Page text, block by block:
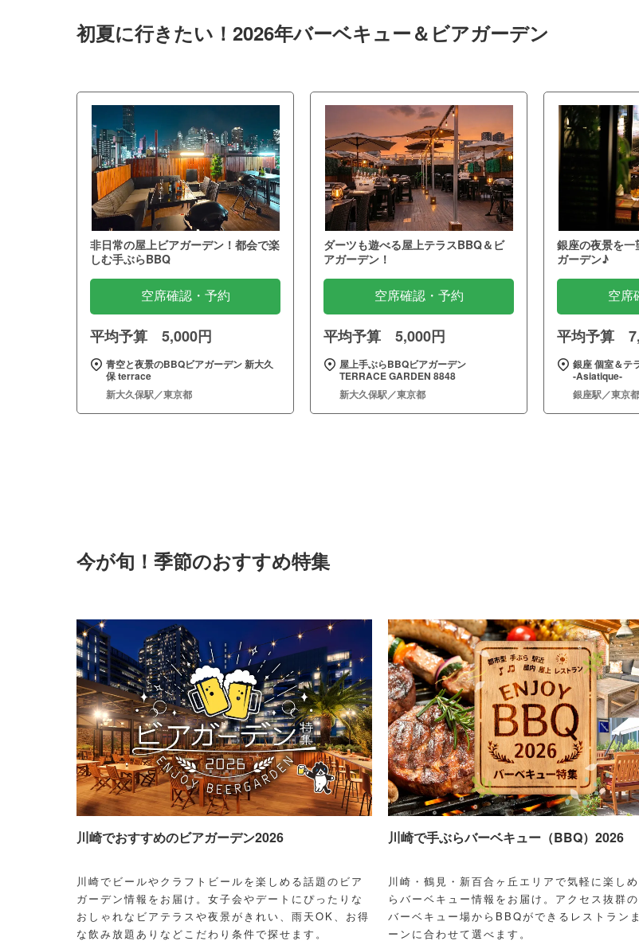
初夏に行きたい！2026年バーベキュー＆ビアガーデン
非日常の屋上ビアガーデン！都会で楽
しむ手ぶらBBQ
空席確認・予約
平均予算 5,000円
青空と夜景のBBQビアガーデン 新大久
保 terrace
新大久保駅／東京都
ダーツも遊べる屋上テラスBBQ＆ビ
アガーデン！
空席確認・予約
平均予算 5,000円
屋上手ぶらBBQビアガーデン
TERRACE GARDEN 8848
新大久保駅／東京都
銀座の夜景を
ガーデン♪
空席
平均予算
銀座 個室＆テ
‐Asiatique‐
銀座駅／東京都
今が旬！季節のおすすめ特集
川崎でおすすめのビアガーデン2026
川崎でビールやクラフトビールを楽しめる話題のビア
ガーデン情報をお届け。女子会やデートにぴったりな
おしゃれなビアテラスや夜景がきれい、雨天OK、お得
な飲み放題ありなどこだわり条件で探せます。
川崎で手ぶらバーベキュー（BBQ）2026
川崎・鶴見・新百合ヶ丘エリアで気軽に楽し
らバーベキュー情報をお届け。アクセス抜群
バーベキュー場からBBQができるレストラン
ーンに合わせて選べます。